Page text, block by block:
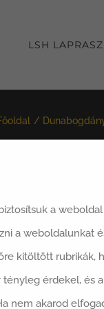
a
a weboldalunkat
kitöltött
érdekel,
nem akarod
LSH